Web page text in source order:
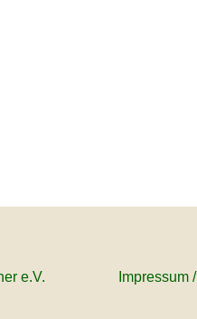
e.V. Impressum/